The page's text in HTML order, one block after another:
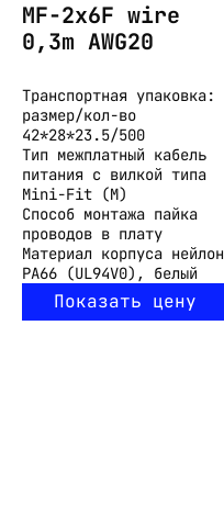
MF-2x6F wire
0,3m AWG20
Транспортная упаковка:
размер/кол-во
42*28*23.5/500
Тип межплатный кабель
питания с вилкой типа
Mini-Fit (M)
Способ монтажа пайка
проводов в плату
Материал корпуса нейлон
PA66 (UL94V0), белый
Показать цену